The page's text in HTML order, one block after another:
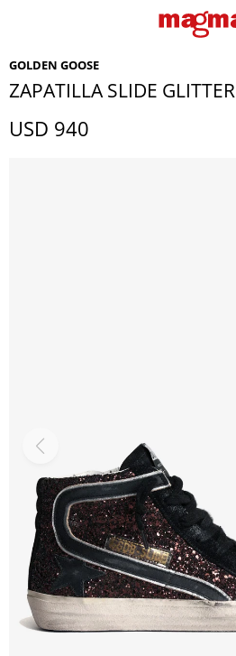
GOLDEN GOOSE
ZAPATILLA SLIDE GLITTER
USD 940